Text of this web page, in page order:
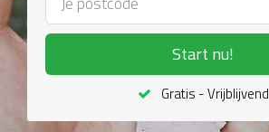
Start nu!
Gratis - Vrijblijvend